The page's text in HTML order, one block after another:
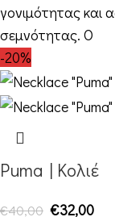
γονιμότητας και
σεμνότητας. Ο
-20%
Puma | Κολιέ
€40,00 €32,00